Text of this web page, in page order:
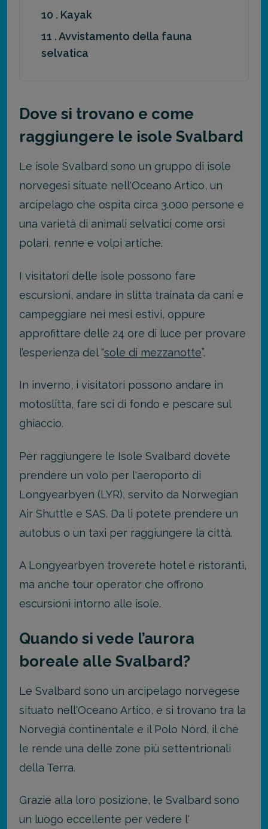
10 . Kayak
11 . Avvistamento della fauna
selvatica
Dove si trovano e come
raggiungere le isole Svalbard
Le isole Svalbard sono un gruppo di isole
norvegesi situate nell'Oceano Artico, un
arcipelago che ospita circa 3.000 persone e
una varietà di animali selvatici come orsi
polari, renne e volpi artiche.
I visitatori delle isole possono fare
escursioni, andare in slitta trainata da cani e
campeggiare nei mesi estivi, oppure
approfittare delle 24 ore di luce per provare
l’esperienza del “sole di mezzanotte”.
In inverno, i visitatori possono andare in
motoslitta, fare sci di fondo e pescare sul
ghiaccio.
Per raggiungere le Isole Svalbard dovete
prendere un volo per l'aeroporto di
Longyearbyen (LYR), servito da Norwegian
Air Shuttle e SAS. Da lì potete prendere un
autobus o un taxi per raggiungere la città.
A Longyearbyen troverete hotel e ristoranti,
ma anche tour operator che offrono
escursioni intorno alle isole.
Quando si vede l’aurora
boreale alle Svalbard?
Le Svalbard sono un arcipelago norvegese
situato nell'Oceano Artico, e si trovano tra la
Norvegia continentale e il Polo Nord, il che
le rende una delle zone più settentrionali
della Terra.
Grazie alla loro posizione, le Svalbard sono
un luogo eccellente per vedere l'